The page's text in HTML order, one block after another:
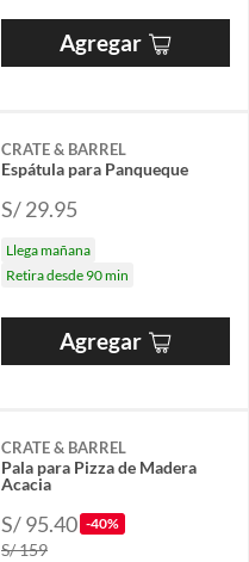
Agregar
CRATE & BARREL
Espátula para Panqueque
S/ 29.95
Llega mañana
Retira desde 90 min
Agregar
CRATE & BARREL
Pala para Pizza de Madera
Acacia
S/ 95.40 -40%
S/ 159